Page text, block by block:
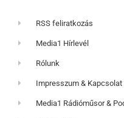
RSS feliratkozás
Media1 Hírlevél
Rólunk
Impresszum & Kapcsolat
Media1 Rádióműsor &